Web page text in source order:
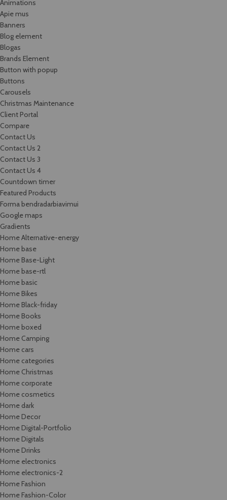
Animations
Apie mus
Banners
Blog element
Blogas
Brands Element
Button with popup
Buttons
Carousels
Christmas Maintenance
Client Portal
Compare
Contact Us
Contact Us 2
Contact Us 3
Contact Us 4
Countdown timer
Featured Products
Forma bendradarbiavimui
Google maps
Gradients
Home Alternative-energy
Home base
Home Base-Light
Home base-rtl
Home basic
Home Bikes
Home Black-friday
Home Books
Home boxed
Home Camping
Home cars
Home categories
Home Christmas
Home corporate
Home cosmetics
Home dark
Home Decor
Home Digital-Portfolio
Home Digitals
Home Drinks
Home electronics
Home electronics-2
Home Fashion
Home Fashion-Color